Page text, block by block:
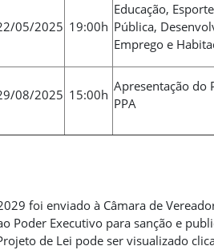
05/2025 19:00h
Educação,
Pública,
Emprego e
08/2025 15:00h
Apresentação do
PPA
foi enviado à Câmara de
Poder Executivo para sanção e
de Lei pode ser visualizado